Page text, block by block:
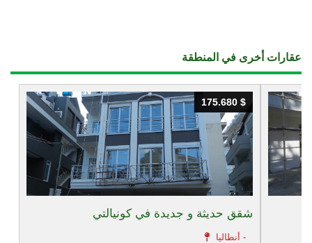
عقارات أخرى في المنطقة
شقق حديثة و جديدة في كونيالتي
أنطاليا -
175.680 $
175.680 $